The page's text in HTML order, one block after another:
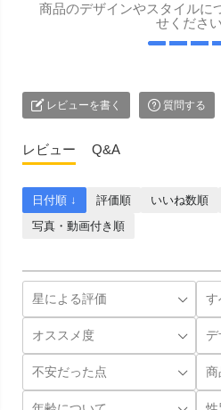
商品のデザインやスタイルに
せくださ
レビューを書く 質問する
レビュー Q&A
日付順 ↓ 評価順 いいね数順
写真・動画付き順